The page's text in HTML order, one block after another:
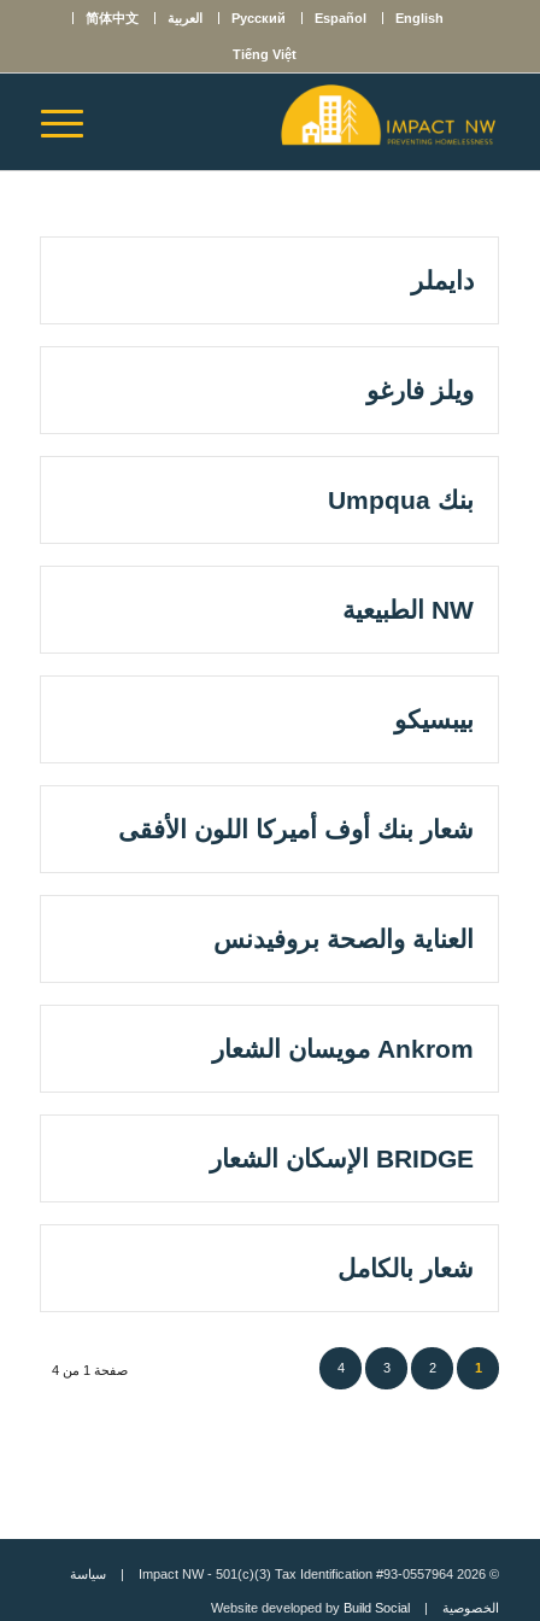
English
Español
Русский العربية 简体中文
Tiếng Việt
دايملر
ويلز فارغو
بنك Umpqua
NW الطبيعية
بيبسيكو
شعار بنك أوف أميركا اللون الأفقى
العناية والصحة بروفيدنس
Ankrom مويسان الشعار
BRIDGE الإسكان الشعار
شعار بالكامل
صفحة 1 من 4 1
2
3
4
© 2026 Impact NW - 501(c)(3) Tax Identification #93-0557964 | سياسة
الخصوصية| Website developed by
Build Social